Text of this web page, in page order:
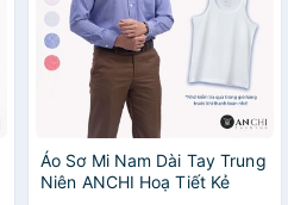
Áo Sơ Mi Nam Dài Tay Trung
Niên ANCHI Hoạ Tiết Kẻ